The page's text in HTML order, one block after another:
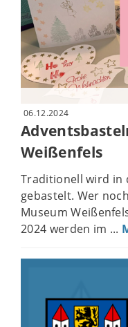
06.12.2024
Weißenfels
Traditionell wird in
gebastelt. Wer
Museum
2024 werden im ...